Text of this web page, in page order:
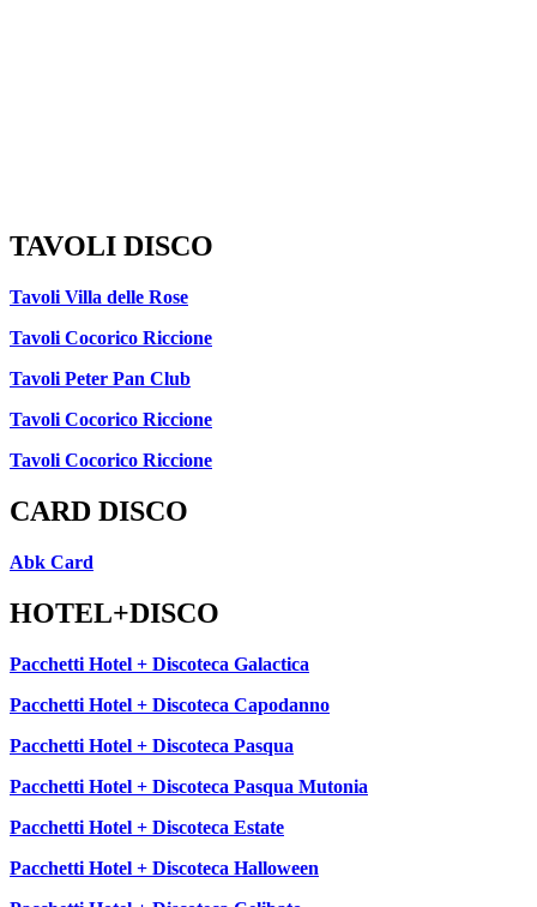
TAVOLI DISCO
Tavoli Villa delle Rose
Tavoli Cocorico Riccione
Tavoli Peter Pan Club
Tavoli Cocorico Riccione
Tavoli Cocorico Riccione
CARD DISCO
Abk Card
HOTEL+DISCO
Pacchetti Hotel + Discoteca Galactica
Pacchetti Hotel + Discoteca Capodanno
Pacchetti Hotel + Discoteca Pasqua
Pacchetti Hotel + Discoteca Pasqua Mutonia
Pacchetti Hotel + Discoteca Estate
Pacchetti Hotel + Discoteca Halloween